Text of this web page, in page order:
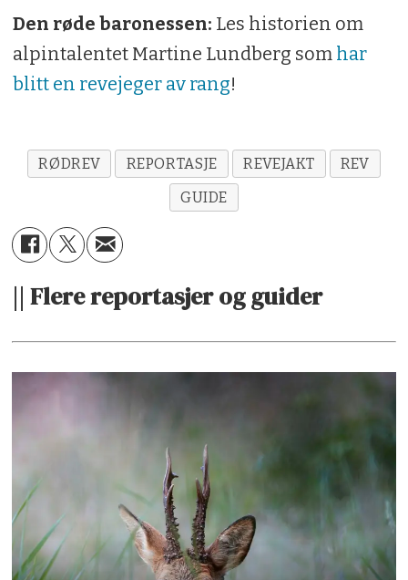
Den røde baronessen: Les historien om
alpintalentet Martine Lundberg somhar
blitt en revejeger av rang!
RØDREV REPORTASJE REVEJAKT
REV
GUIDE
|| Flere reportasjer og guider